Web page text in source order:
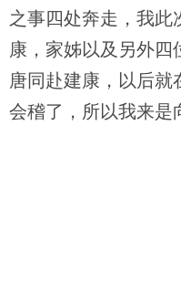
之事四处奔走，我此
康，家姊以及另外四
唐同赴建康，以后就
会稽了，所以我来是